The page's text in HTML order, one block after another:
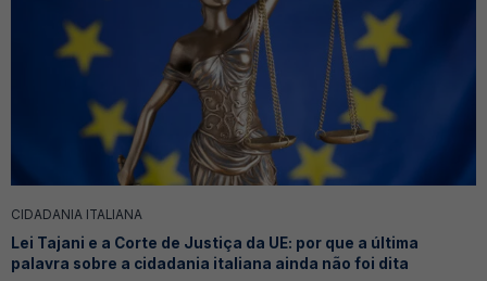
CIDADANIA ITALIANA
Lei Tajani e a Corte de Justiça da UE: por que a última
palavra sobre a cidadania italiana ainda não foi dita